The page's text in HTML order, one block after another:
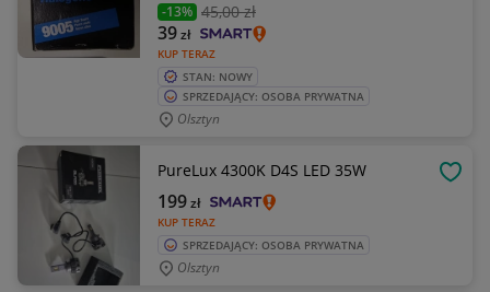
-13% 45,00 zł
KUP TERAZ
39zł
STAN: NOWY
SPRZEDAJĄCY: OSOBA PRYWATNA
Olsztyn
PureLux 4300K D4S LED 35W
KUP TERAZ
199zł
SPRZEDAJĄCY: OSOBA PRYWATNA
Olsztyn